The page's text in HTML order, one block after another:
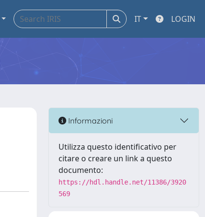
IT LOGIN
Informazioni
Utilizza questo identificativo per
citare o creare un link a questo
documento:
https://hdl.handle.net/11386/3920
569